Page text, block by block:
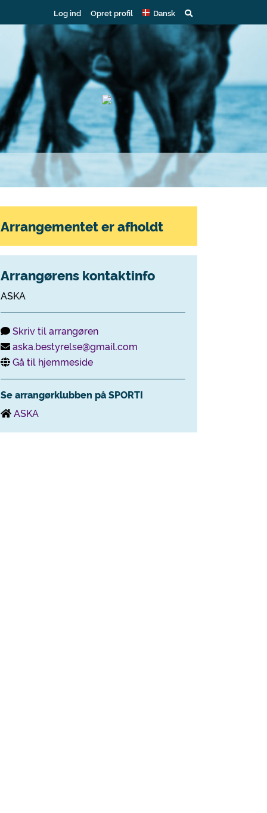
Log ind Opret profil Dansk
Arrangementet er afholdt
Arrangørens kontaktinfo
ASKA
Skriv til arrangøren
aska.bestyrelse@gmail.com
Gå til hjemmeside
Se arrangørklubben på SPORTI
ASKA